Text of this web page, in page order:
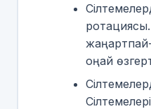
ротациясы.
оңай